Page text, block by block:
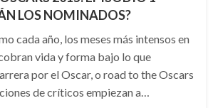
LOS NOMINADOS?
cada año, los meses más intensos en
vida y forma bajo lo que
por el Oscar, o road to the Oscars
de críticos empiezan a…